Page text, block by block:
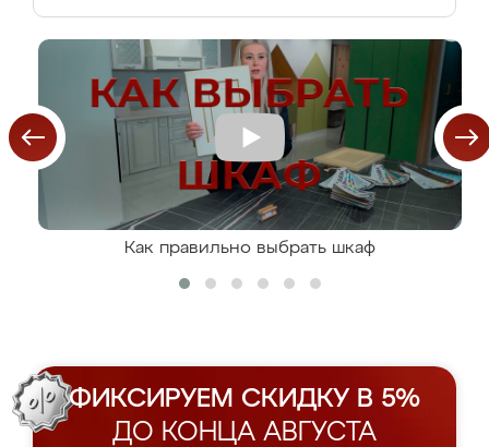
Как правильно выбрать шкаф
ФИКСИРУЕМ СКИДКУ В 5%
ДО КОНЦА АВГУСТА